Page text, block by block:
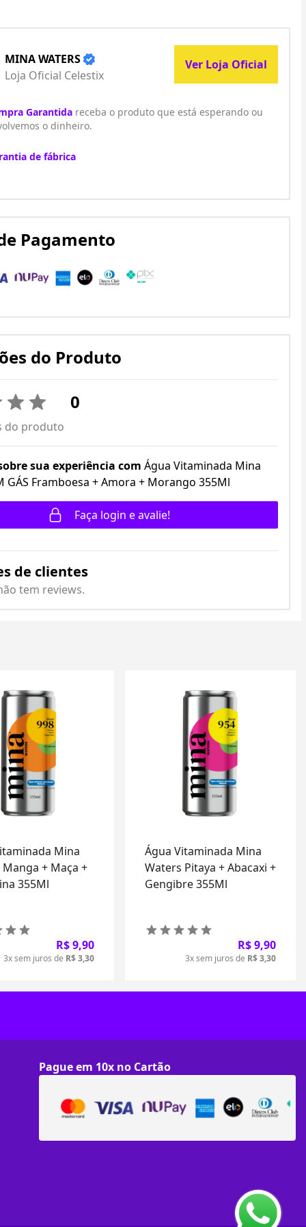
MINA WATERS
Loja Oficial Celestix
Ver Loja Oficial
Garantidareceba o produto que está esperando ou
o dinheiro.
de fábrica
Pagamento
do Produto
0
do produto
sua experiência com Água Vitaminada Mina
GÁS Framboesa + Amora + Morango 355Ml
Faça login e avalie!
de clientes
tem reviews.
Mina
+ Maça +
355Ml
R$ 9,90
3x sem juros de R$ 3,30
Água Vitaminada Mina
Waters Pitaya + Abacaxi +
Gengibre 355Ml
R$ 9,90
3x sem juros de R$ 3,30
Pague em 10x no Cartão